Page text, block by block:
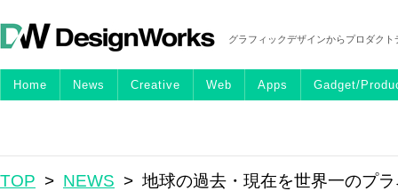
グラフィックデザインからプロダク
Home News Creative Web Apps Gadget/
TOP > NEWS > 地球の過去・現在を世界一のプ